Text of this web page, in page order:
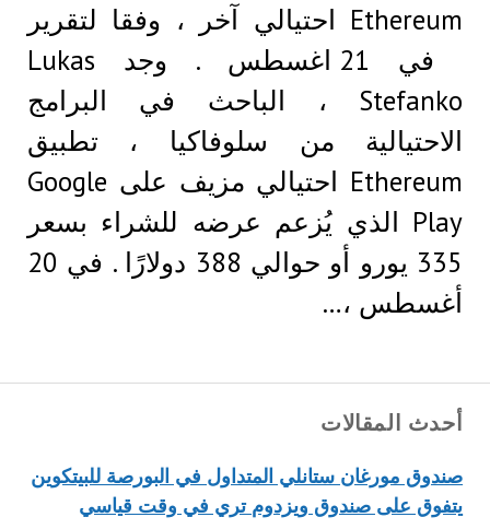
أحدث المقالات
صندوق مورغان ستانلي المتداول في البورصة للبيتكوين
يتفوق على صندوق ويزدوم تري في وقت قياسي
Ethereum احتيالي آخر ، وفقا لتقرير
في 21 اغسطس . وجد Lukas
Stefanko ، الباحث في البرامج
الاحتيالية من سلوفاكيا ، تطبيق
Ethereum احتيالي مزيف على Google
Play الذي يُزعم عرضه للشراء بسعر
335 يورو أو حوالي 388 دولارًا . في 20
أغسطس ،…